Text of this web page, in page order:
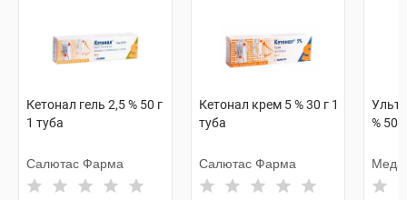
Кетонал гель 2,5 % 50 г
1 туба
Салютас Фарма
Кетонал крем 5 % 30 г 1
туба
Салютас Фарма
% 50